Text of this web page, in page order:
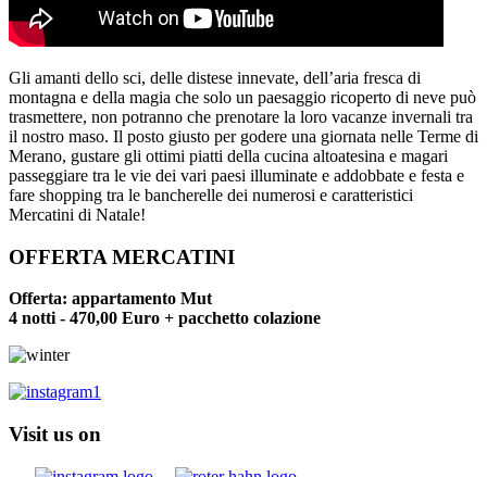
Gli amanti dello sci, delle distese innevate, dell’aria fresca di
montagna e della magia che solo un paesaggio ricoperto di neve può
trasmettere, non potranno che prenotare la loro vacanze invernali tra
il nostro maso. Il posto giusto per godere una giornata nelle Terme di
Merano, gustare gli ottimi piatti della cucina altoatesina e magari
passeggiare tra le vie dei vari paesi illuminate e addobbate e festa e
fare shopping tra le bancherelle dei numerosi e caratteristici
Mercatini di Natale!
OFFERTA MERCATINI
Offerta: appartamento Mut
4 notti - 470,00 Euro + pacchetto colazione
Visit us on